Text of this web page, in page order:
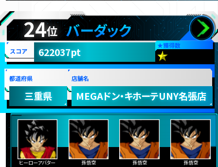
24位 バーダック
★獲得数
スコア 622037pt
都道府県
三重県
店舗名
MEGAドン・キホーテUNY名張店
ヒーローアバター 孫悟空 孫悟空 孫悟空